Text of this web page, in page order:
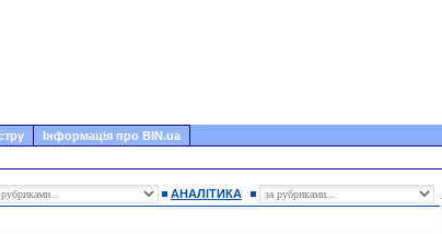
Інформація про BIN.ua
АНАЛІТИКА